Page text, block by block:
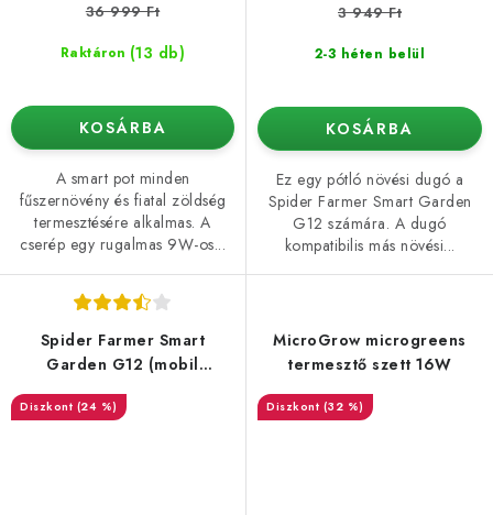
Raktáron (13 db)
36 999 Ft
KOSÁRBA
A smart pot minden
fűszernövény és fiatal zöldség
termesztésére alkalmas. A
cserép egy rugalmas 9W-os...
2-3 héten belül
3 949 Ft
KOSÁRBA
Ez egy pótló növési dugó a
Spider Farmer Smart Garden
G12 számára. A dugó
kompatibilis más növési...
Spider Farmer Smart
Garden G12 (mobil
(24 %)
MicroGrow microgreens
termesztő szett 16W
(32 %)